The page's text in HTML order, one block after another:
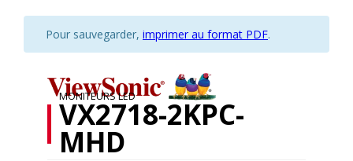
Pour sauvegarder, imprimer au format PDF.
MONITEURS LED
VX2718-2KPC-
MHD